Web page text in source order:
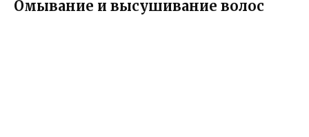
Омывание и высушивание волос